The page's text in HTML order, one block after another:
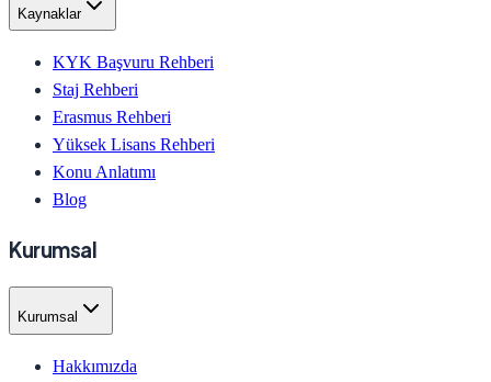
Kaynaklar
KYK Başvuru Rehberi
Staj Rehberi
Erasmus Rehberi
Yüksek Lisans Rehberi
Konu Anlatımı
Blog
Kurumsal
Kurumsal
Hakkımızda